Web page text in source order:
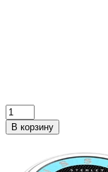
В корзину